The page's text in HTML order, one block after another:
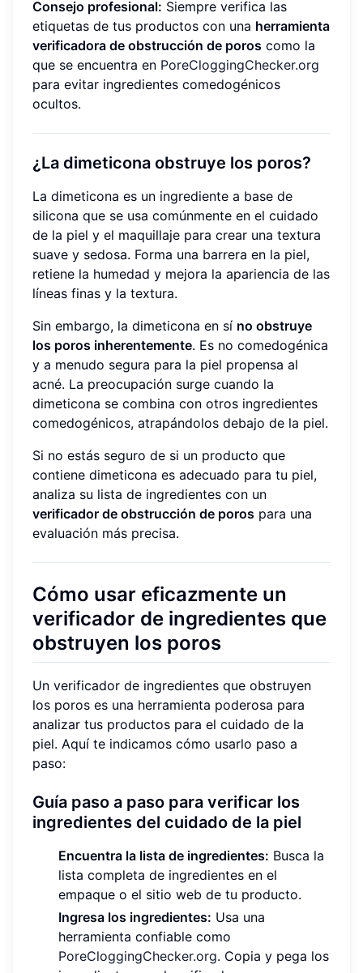
Consejo profesional: Siempre verifica las
etiquetas de tus productos con una herramienta
verificadora de obstrucción de poros como la
que se encuentra en PoreCloggingChecker.org
para evitar ingredientes comedogénicos
ocultos.
¿La dimeticona obstruye los poros?
La dimeticona es un ingrediente a base de
silicona que se usa comúnmente en el cuidado
de la piel y el maquillaje para crear una textura
suave y sedosa. Forma una barrera en la piel,
retiene la humedad y mejora la apariencia de las
líneas finas y la textura.
Sin embargo, la dimeticona en sí no obstruye
los poros inherentemente. Es no comedogénica
y a menudo segura para la piel propensa al
acné. La preocupación surge cuando la
dimeticona se combina con otros ingredientes
comedogénicos, atrapándolos debajo de la piel.
Si no estás seguro de si un producto que
contiene dimeticona es adecuado para tu piel,
analiza su lista de ingredientes con un
verificador de obstrucción de poros para una
evaluación más precisa.
Cómo usar eficazmente un
verificador de ingredientes que
obstruyen los poros
Un verificador de ingredientes que obstruyen
los poros es una herramienta poderosa para
analizar tus productos para el cuidado de la
piel. Aquí te indicamos cómo usarlo paso a
paso:
Guía paso a paso para verificar los
ingredientes del cuidado de la piel
Encuentra la lista de ingredientes: Busca la
lista completa de ingredientes en el
empaque o el sitio web de tu producto.
Ingresa los ingredientes: Usa una
herramienta confiable como
PoreCloggingChecker.org. Copia y pega los